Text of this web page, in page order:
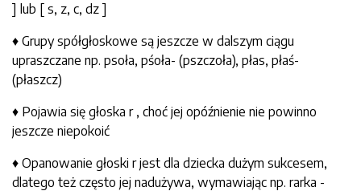
] lub [ s, z, c, dz ]
♦ Grupy spółgłoskowe są jeszcze w dalszym ciągu
upraszczane np. psoła, pśoła- (pszczoła), płas, płaś-
(płaszcz)
♦ Pojawia się głoska r , choć jej opóźnienie nie powinno
jeszcze niepokoić
♦ Opanowanie głoski r jest dla dziecka dużym sukcesem,
dlatego też często jej nadużywa, wymawiając np. rarka -